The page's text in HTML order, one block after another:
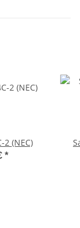
2 (NEC)
*